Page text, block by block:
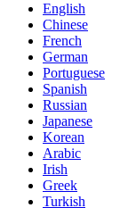
English
Chinese
French
German
Portuguese
Spanish
Russian
Japanese
Korean
Arabic
Irish
Greek
Turkish